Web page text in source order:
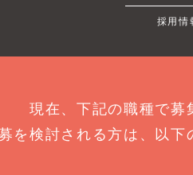
採用情
現在、下記の職種で募
を検討される方は、以